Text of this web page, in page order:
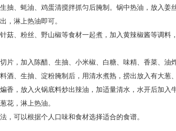
抽、蚝油、鸡蛋清搅拌抓匀后腌制。锅中热油，放入姜
，淋上热油即可。
菇、粉丝、野山椒等食材一起煮，加入黄辣椒酱等调料
片，加入陈醋、生抽、小米椒、白糖、味精、香菜、油
酒、生抽、淀粉腌制后，用清水煮熟，捞出放入有大葱
香，放入火锅底料炒出辣油，加适量清水，水开后加入
花，淋上热油。
，可以根据个人口味和食材选择适合的食谱。